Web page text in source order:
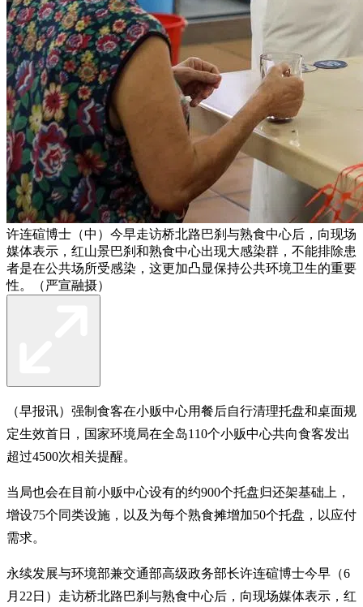
许连碹博士（中）今早走访桥北路巴刹与熟食中心后，向现场
媒体表示，红山景巴刹和熟食中心出现大感染群，不能排除患
者是在公共场所受感染，这更加凸显保持公共环境卫生的重要
性。（严宣融摄）
（早报讯）强制食客在小贩中心用餐后自行清理托盘和桌面规
定生效首日，国家环境局在全岛110个小贩中心共向食客发出
超过4500次相关提醒。
当局也会在目前小贩中心设有的约900个托盘归还架基础上，
增设75个同类设施，以及为每个熟食摊增加50个托盘，以应付
需求。
永续发展与环境部兼交通部高级政务部长许连碹博士今早（6
月22日）走访桥北路巴刹与熟食中心后，向现场媒体表示，红